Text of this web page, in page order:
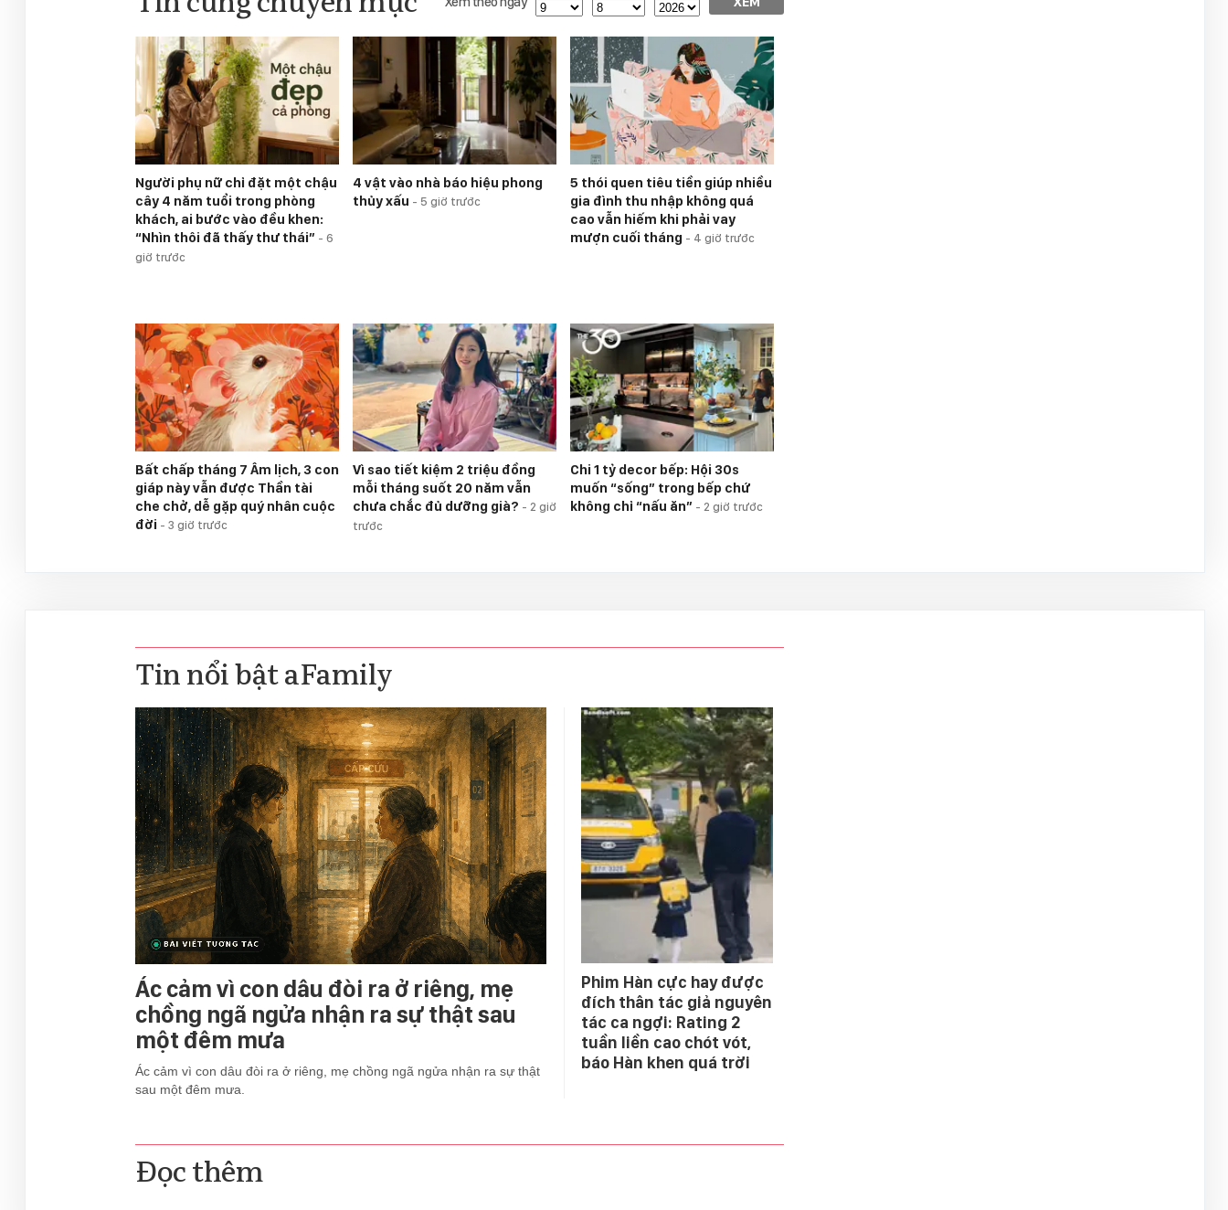
Người phụ nữ chỉ đặt một chậu
cây 4 năm tuổi trong phòng
khách, ai bước vào đều khen:
“Nhìn thôi đã thấy thư thái” - 6
giờ trước
4 vật vào nhà báo hiệu phong
thủy xấu - 5 giờ trước
5 thói quen tiêu tiền giúp nhiều
gia đình thu nhập không quá
cao vẫn hiếm khi phải vay
mượn cuối tháng - 4 giờ trước
Bất chấp tháng 7 Âm lịch, 3 con
giáp này vẫn được Thần tài
che chở, dễ gặp quý nhân cuộc
đời - 3 giờ trước
Vì sao tiết kiệm 2 triệu đồng
mỗi tháng suốt 20 năm vẫn
chưa chắc đủ dưỡng già? - 2 giờ
trước
Chi 1 tỷ decor bếp: Hội 30s
muốn “sống” trong bếp chứ
không chỉ “nấu ăn” - 2 giờ trước
Tin nổi bật aFamily
Ác cảm vì con dâu đòi ra ở riêng, mẹ
chồng ngã ngửa nhận ra sự thật sau
một đêm mưa
Ác cảm vì con dâu đòi ra ở riêng, mẹ chồng ngã ngửa nhận ra sự thật
sau một đêm mưa.
Phim Hàn cực hay được
đích thân tác giả nguyên
tác ca ngợi: Rating 2
tuần liền cao chót vót,
báo Hàn khen quá trời
Đọc thêm